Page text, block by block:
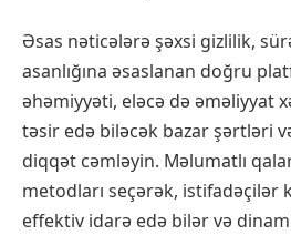
Əsas nəticələrə şəxsi gizlilik,
asanlığına əsaslanan doğru
əhəmiyyəti, eləcə də əməliyyat
təsir edə biləcək bazar şərtləri
diqqət cəmləyin. Məlumatlı
metodları seçərək, istifadəçilər
effektiv idarə edə bilər və